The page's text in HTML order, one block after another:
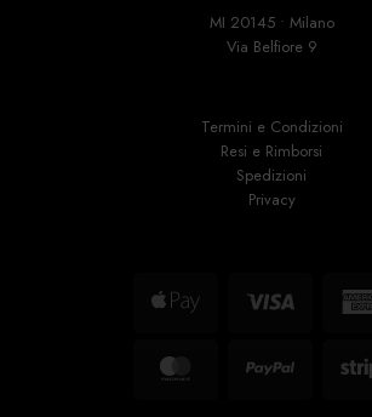
MI 20145 • Milano
Via Belfiore 9
Termini e Condizioni
Resi e Rimborsi
Spedizioni
Privacy
Apple
Visa
MasterCard